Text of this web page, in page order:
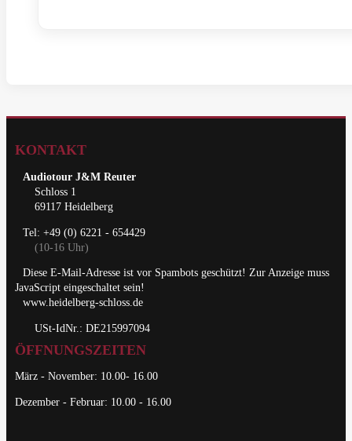
KONTAKT
Audiotour J&M Reuter
Schloss 1
69117 Heidelberg
Tel: +49 (0) 6221 - 654429
(10-16 Uhr)
Diese E-Mail-Adresse ist vor Spambots geschützt! Zur Anzeige muss
JavaScript eingeschaltet sein!
www.heidelberg-schloss.de
USt-IdNr.: DE215997094
ÖFFNUNGSZEITEN
März - November: 10.00- 16.00
Dezember - Februar: 10.00 - 16.00